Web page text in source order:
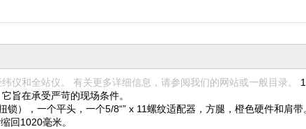
仪和全站仪。 有关更多详细信息，请参阅我们的网站或一般目录。
旨在承受严苛的现场条件。
锁），一个平头，一个5/8“” x 11螺纹适配器，方腿，橙色硬件和肩带
回1020毫米。